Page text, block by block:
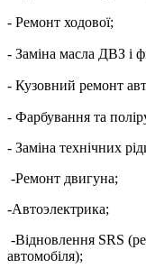
- Ремонт ходової; ⠀
- Заміна масла ДВЗ і
- Кузовний ремонт
- Фарбування та
- Заміна технічних
-Ремонт двигуна;
-Автоэлектрика;
-Відновлення SRS
автомобіля);